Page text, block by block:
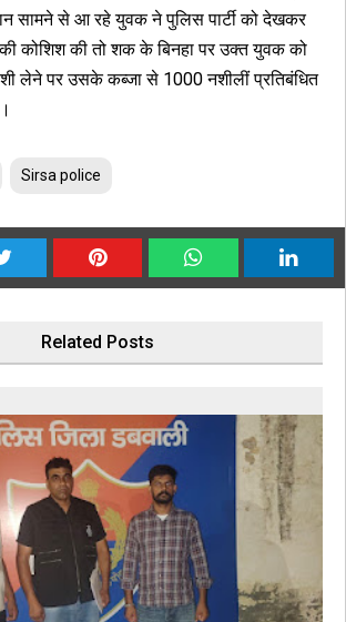
सामने से आ रहे युवक ने पुलिस पार्टी को देखकर
कोशिश की तो शक के बिनहा पर उक्त युवक को
लेने पर उसके कब्जा से 1000 नशीलीं प्रतिबंधित
Sirsa police
Related Posts